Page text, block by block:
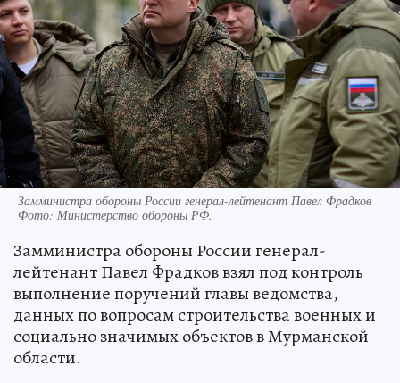
Замминистра обороны России генерал-лейтенант Павел Фрадков
Фото: Министерство обороны РФ.
Замминистра обороны России генерал-
лейтенант Павел Фрадков взял под контроль
выполнение поручений главы ведомства,
данных по вопросам строительства военных и
социально значимых объектов в Мурманской
области.